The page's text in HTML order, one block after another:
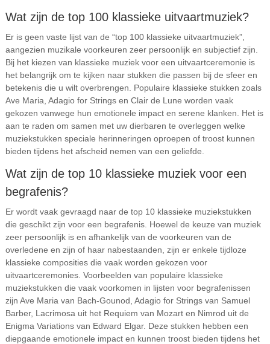
Wat zijn de top 100 klassieke uitvaartmuziek?
Er is geen vaste lijst van de “top 100 klassieke uitvaartmuziek”,
aangezien muzikale voorkeuren zeer persoonlijk en subjectief zijn.
Bij het kiezen van klassieke muziek voor een uitvaartceremonie is
het belangrijk om te kijken naar stukken die passen bij de sfeer en
betekenis die u wilt overbrengen. Populaire klassieke stukken zoals
Ave Maria, Adagio for Strings en Clair de Lune worden vaak
gekozen vanwege hun emotionele impact en serene klanken. Het is
aan te raden om samen met uw dierbaren te overleggen welke
muziekstukken speciale herinneringen oproepen of troost kunnen
bieden tijdens het afscheid nemen van een geliefde.
Wat zijn de top 10 klassieke muziek voor een
begrafenis?
Er wordt vaak gevraagd naar de top 10 klassieke muziekstukken
die geschikt zijn voor een begrafenis. Hoewel de keuze van muziek
zeer persoonlijk is en afhankelijk van de voorkeuren van de
overledene en zijn of haar nabestaanden, zijn er enkele tijdloze
klassieke composities die vaak worden gekozen voor
uitvaartceremonies. Voorbeelden van populaire klassieke
muziekstukken die vaak voorkomen in lijsten voor begrafenissen
zijn Ave Maria van Bach-Gounod, Adagio for Strings van Samuel
Barber, Lacrimosa uit het Requiem van Mozart en Nimrod uit de
Enigma Variations van Edward Elgar. Deze stukken hebben een
diepgaande emotionele impact en kunnen troost bieden tijdens het